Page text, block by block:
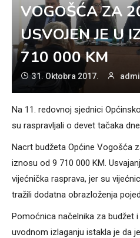
VOGOŠĆA ZA
USVOJEN JE U
710 000 KM
31. Oktobra 2017.
Na 11. redovnoj sjednici
su raspravljali o devet tačaka
Nacrt budžeta Općine Vogošća
iznosu od 9 710 000 KM.
vijećnička rasprava, jer su
tražili dodatna obrazloženja
Pomoćnica načelnika za budžet
uvodnom izlaganju istakla je da